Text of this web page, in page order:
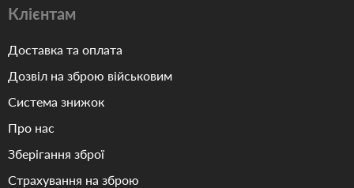
Клієнтам
Доставка та оплата
Дозвіл на зброю військовим
Система знижок
Про нас
Зберігання зброї
Страхування на зброю